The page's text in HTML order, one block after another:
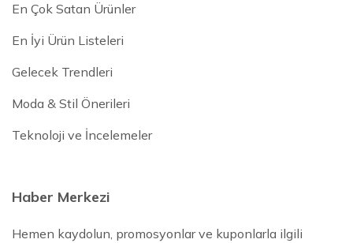
En Çok Satan Ürünler
En İyi Ürün Listeleri
Gelecek Trendleri
Moda & Stil Önerileri
Teknoloji ve İncelemeler
Haber Merkezi
Hemen kaydolun, promosyonlar ve kuponlarla ilgili